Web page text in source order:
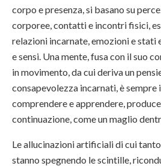
corpo e presenza, si basano su
corporee, contatti e incontri fisici,
relazioni incarnate, emozioni e
e sensi. Una mente, fusa con il suo
in movimento, da cui deriva un
consapevolezza incarnati, è sempre
comprendere e apprendere,
continuazione, come un maglio
Le allucinazioni artificiali di cui
stanno spegnendo le scintille,